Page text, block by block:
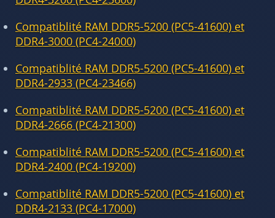
Compatiblité RAM DDR5-5200 (PC5-41600) et
DDR4-3000 (PC4-24000)
Compatiblité RAM DDR5-5200 (PC5-41600) et
DDR4-2933 (PC4-23466)
Compatiblité RAM DDR5-5200 (PC5-41600) et
DDR4-2666 (PC4-21300)
Compatiblité RAM DDR5-5200 (PC5-41600) et
DDR4-2400 (PC4-19200)
Compatiblité RAM DDR5-5200 (PC5-41600) et
DDR4-2133 (PC4-17000)